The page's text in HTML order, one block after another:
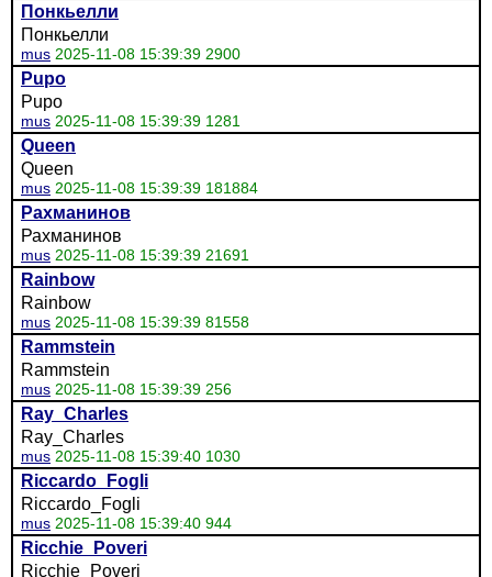
Понкьелли
Понкьелли
mus 2025-11-08 15:39:39 2900
Pupo
Pupo
mus 2025-11-08 15:39:39 1281
Queen
Queen
mus 2025-11-08 15:39:39 181884
Рахманинов
Рахманинов
mus 2025-11-08 15:39:39 21691
Rainbow
Rainbow
mus 2025-11-08 15:39:39 81558
Rammstein
Rammstein
mus 2025-11-08 15:39:39 256
Ray_Charles
Ray_Charles
mus 2025-11-08 15:39:40 1030
Riccardo_Fogli
Riccardo_Fogli
mus 2025-11-08 15:39:40 944
Ricchie_Poveri
Ricchie_Poveri